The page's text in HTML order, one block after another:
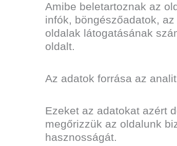
Amibe beletartoznak az
infók, böngészőadatok,
oldalak látogatásának
oldalt.
Az adatok forrása az
Ezeket az adatokat azért
megőrizzük az oldalunk
hasznosságát.